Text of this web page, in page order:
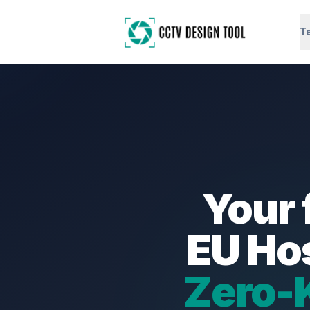
Your
EU
Zero-